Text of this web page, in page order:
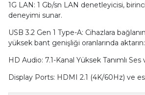
1G LAN: 1 Gb/sn LAN denetleyicisi, birinci
deneyimi sunar.
USB 3.2 Gen 1 Type-A: Cihazlara
yüksek bant genişliği oranlarında
HD Audio: 7.1-Kanal Yüksek Tanımlı
Display Ports: HDMI 2.1 (4K/60Hz) ve